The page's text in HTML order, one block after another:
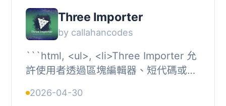
Three Importer
by callahancodes
```html, <ul>, <li>Three Importer 允
許使用者透過區塊編輯器、短代碼或自
沒有經驗的人到老練的開發者皆可...
2026-04-30